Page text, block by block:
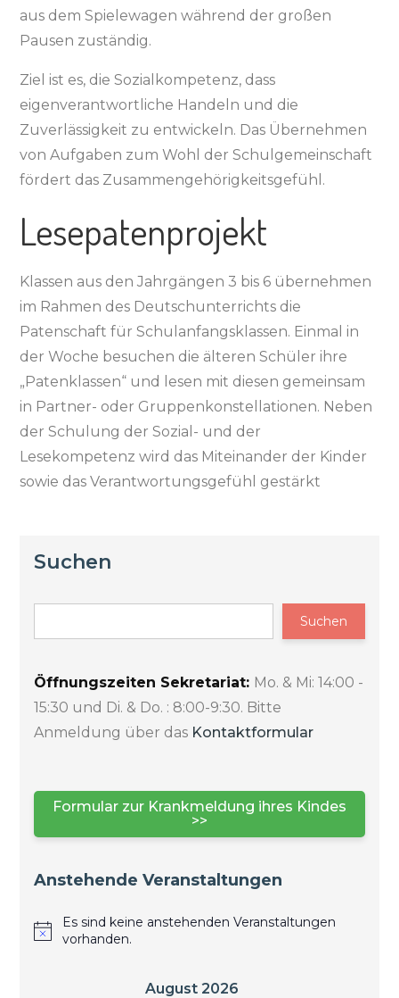
aus dem Spielewagen während der großen
Pausen zuständig.
Ziel ist es, die Sozialkompetenz, dass
eigenverantwortliche Handeln und die
Zuverlässigkeit zu entwickeln. Das Übernehmen
von Aufgaben zum Wohl der Schulgemeinschaft
fördert das Zusammengehörigkeitsgefühl.
Lesepatenprojekt
Klassen aus den Jahrgängen 3 bis 6 übernehmen
im Rahmen des Deutschunterrichts die
Patenschaft für Schulanfangsklassen. Einmal in
der Woche besuchen die älteren Schüler ihre
„Patenklassen“ und lesen mit diesen gemeinsam
in Partner- oder Gruppenkonstellationen. Neben
der Schulung der Sozial- und der
Lesekompetenz wird das Miteinander der Kinder
sowie das Verantwortungsgefühl gestärkt
Suchen
Suchen
Öffnungszeiten Sekretariat: Mo. & Mi: 14:00 -
15:30 und Di. & Do. : 8:00-9:30. Bitte
Anmeldung über das Kontaktformular
Formular zur Krankmeldung ihres Kindes
>>
Anstehende Veranstaltungen
Es sind keine anstehenden Veranstaltungen
vorhanden.
August 2026